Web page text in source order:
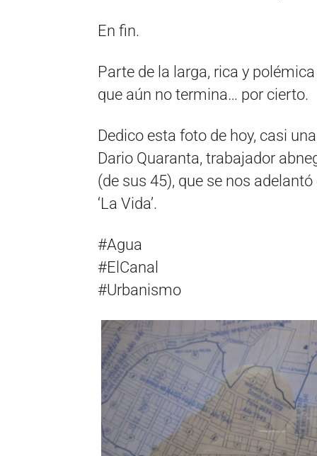
En fin.
Parte de la larga, rica y
que aún no termina… por cierto.
Dedico esta foto de hoy, casi
Dario Quaranta, trabajador
(de sus 45), que se nos adelantó
‘La Vida’.
#Agua
#ElCanal
#Urbanismo